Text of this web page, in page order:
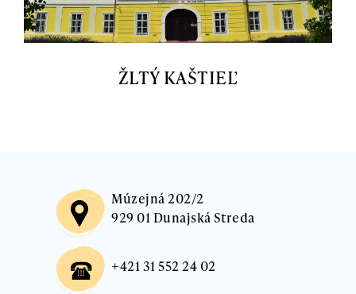
ŽLTÝ KAŠTIEĽ
Múzejná 202/2
929 01 Dunajská Streda
+421 31 552 24 02